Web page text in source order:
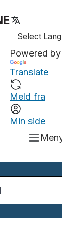
Powered by
Translate
Meld fra
Min side